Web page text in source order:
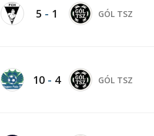
5 - 1 GÓL TSZ
10- 4 GÓL TSZ